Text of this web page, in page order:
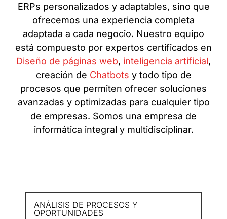
ERPs personalizados y adaptables, sino que
ofrecemos una experiencia completa
adaptada a cada negocio. Nuestro equipo
está compuesto por expertos certificados en
Diseño de páginas web, inteligencia artificial,
creación de Chatbots y todo tipo de
procesos que permiten ofrecer soluciones
avanzadas y optimizadas para cualquier tipo
de empresas. Somos una empresa de
informática integral y multidisciplinar.
ANÁLISIS DE PROCESOS Y
OPORTUNIDADES